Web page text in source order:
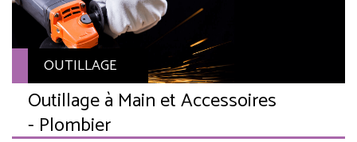
OUTILLAGE
Outillage à Main et Accessoires
- Plombier